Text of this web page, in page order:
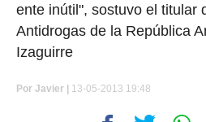
ente inútil", sostuvo el titular
Antidrogas de la República
Izaguirre
Por Javier | 13-05-2013 19:48